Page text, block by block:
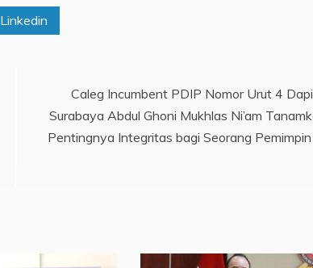
Linkedin
Caleg Incumbent PDIP Nomor Urut 4
Surabaya Abdul Ghoni Mukhlas Ni’am
Pentingnya Integritas bagi Seorang Pemimpin